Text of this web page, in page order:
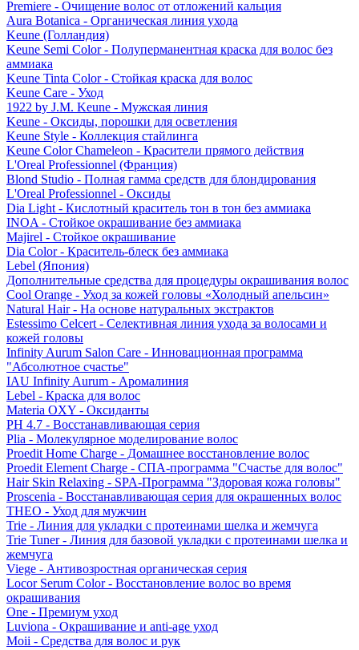
Premiere - Очищение волос от отложений кальция
Aura Botanica - Органическая линия ухода
Keune (Голландия)
Keune Semi Color - Полуперманентная краска для волос без
аммиака
Keune Tinta Color - Стойкая краска для волос
Keune Care - Уход
1922 by J.M. Keune - Мужская линия
Keune - Оксиды, порошки для осветления
Keune Style - Коллекция стайлинга
Keune Color Chameleon - Красители прямого действия
L'Oreal Professionnel (Франция)
Blond Studio - Полная гамма средств для блондирования
L'Oreal Professionnel - Оксиды
Dia Light - Кислотный краситель тон в тон без аммиака
INOA - Стойкое окрашивание без аммиака
Majirel - Стойкое окрашивание
Dia Color - Краситель-блеск без аммиака
Lebel (Япония)
Дополнительные средства для процедуры окрашивания волос
Cool Orange - Уход за кожей головы «Холодный апельсин»
Natural Hair - На основе натуральных экстрактов
Estessimo Celcert - Селективная линия ухода за волосами и
кожей головы
Infinity Aurum Salon Care - Инновационная программа
"Абсолютное счастье"
IAU Infinity Aurum - Аромалиния
Lebel - Краска для волос
Materia OXY - Оксиданты
PH 4.7 - Восстанавливающая серия
Plia - Молекулярное моделирование волос
Proedit Home Charge - Домашнее восстановление волос
Proedit Element Charge - СПА-программа "Счастье для волос"
Hair Skin Relaxing - SPA-Программа "Здоровая кожа головы"
Proscenia - Восстанавливающая серия для окрашенных волос
THEO - Уход для мужчин
Trie - Линия для укладки с протеинами шелка и жемчуга
Trie Tuner - Линия для базовой укладки с протеинами шелка и
жемчуга
Viege - Антивозростная органическая серия
Locor Serum Color - Восстановление волос во время
окрашивания
One - Премиум уход
Luviona - Окрашивание и anti-age уход
Moii - Средства для волос и рук